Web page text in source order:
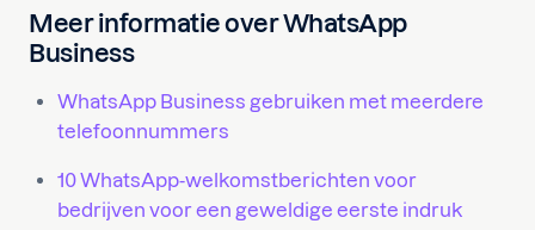
Meer informatie over WhatsApp
Business
WhatsApp Business gebruiken met meerdere
telefoonnummers
10 WhatsApp-welkomstberichten voor
bedrijven voor een geweldige eerste indruk